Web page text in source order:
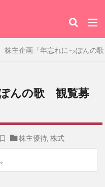
株主企画「年忘れにっぽんの
んの歌 観覧募
株主優待, 株式